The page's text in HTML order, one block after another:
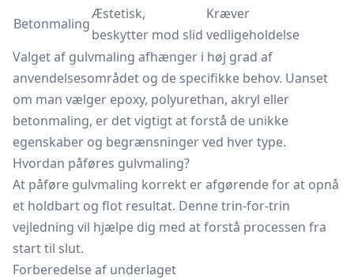
Betonmaling
Æstetisk,
beskytter mod slid
Kræver
vedligeholdelse
Valget af gulvmaling afhænger i høj grad af
anvendelsesområdet og de specifikke behov. Uanset
om man vælger epoxy, polyurethan, akryl eller
betonmaling, er det vigtigt at forstå de unikke
egenskaber og begrænsninger ved hver type.
Hvordan påføres gulvmaling?
At påføre gulvmaling korrekt er afgørende for at opnå
et holdbart og flot resultat. Denne trin-for-trin
vejledning vil hjælpe dig med at forstå processen fra
start til slut.
Forberedelse af underlaget